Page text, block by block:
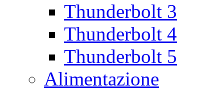
Thunderbolt 3
Thunderbolt 4
Thunderbolt 5
Alimentazione